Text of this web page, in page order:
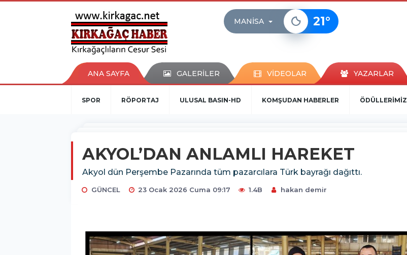
MANISA 21°
ANA SAYFA GALERİLER VİDEOLAR YAZARLAR
SPOR RÖPORTAJ ULUSAL BASIN-HD KOMŞUDAN HABERLER ÖDÜLLERİMİZ
AKYOL’DAN ANLAMLI HAREKET
Akyol dün Perşembe Pazarında tüm pazarcılara Türk bayrağı dağıttı.
GÜNCEL 23 Ocak 2026 Cuma 09:17 1.4B hakan demir